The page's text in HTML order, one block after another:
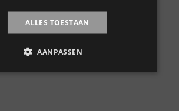
Wie zijn wij?
ALLES TOESTAAN
AANPASSEN